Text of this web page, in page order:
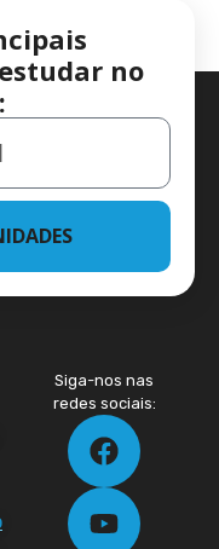
no
Siga-nos nas
redes sociais: